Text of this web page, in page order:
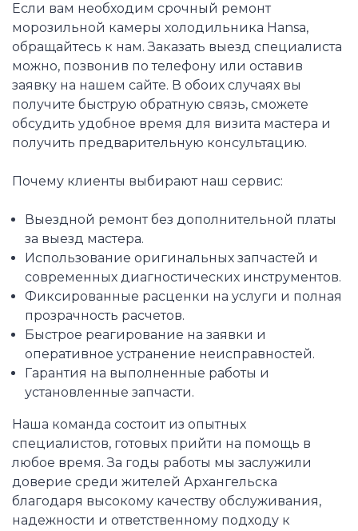
Если вам необходим срочный ремонт
морозильной камеры холодильника Hansa,
обращайтесь к нам. Заказать выезд специалиста
можно, позвонив по телефону или оставив
заявку на нашем сайте. В обоих случаях вы
получите быструю обратную связь, сможете
обсудить удобное время для визита мастера и
получить предварительную консультацию.
Почему клиенты выбирают наш сервис:
Выездной ремонт без дополнительной платы
за выезд мастера.
Использование оригинальных запчастей и
современных диагностических инструментов.
Фиксированные расценки на услуги и полная
прозрачность расчетов.
Быстрое реагирование на заявки и
оперативное устранение неисправностей.
Гарантия на выполненные работы и
установленные запчасти.
Наша команда состоит из опытных
специалистов, готовых прийти на помощь в
любое время. За годы работы мы заслужили
доверие среди жителей Архангельска
благодаря высокому качеству обслуживания,
надежности и ответственному подходу к